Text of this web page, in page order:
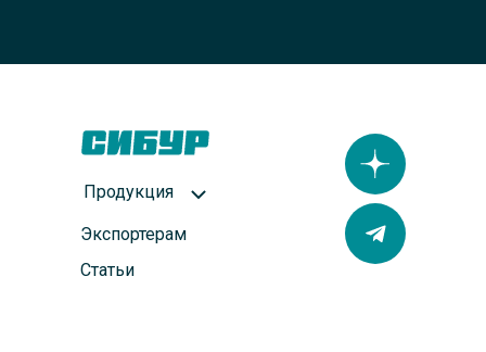
Продукция
Статьи
Экспортерам